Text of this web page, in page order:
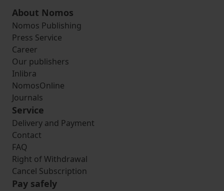
About Nomos
Nomos Publishing
Press Service
Career
Our publishers
Inlibra
NomosOnline
Journals
Service
Delivery and Payment
Contact
FAQ
Right of Withdrawal
Cancel Subscription
Pay safely